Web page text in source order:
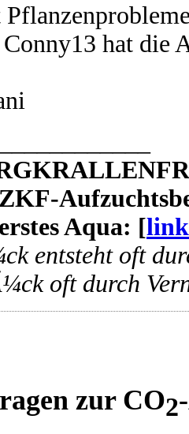
hat die
Aqua: [link
entsteht oft
oft durch
zur CO2